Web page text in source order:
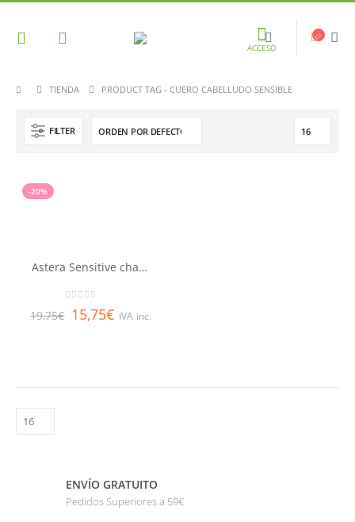
ACCESO
TIENDA PRODUCT TAG - CUERO CABELLUDO SENSIBLE
FILTER
-20%
Astera Sensitive champú 200 ml RENE FURTERER
19,75€ 15,75€ IVA inc.
ENVÍO GRATUITO
Pedidos Superiores a 59€